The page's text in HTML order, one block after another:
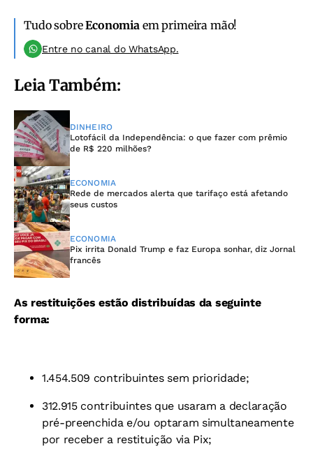
Tudo sobreEconomiaem primeira mão!
Entre no canal do WhatsApp.
Leia Também:
DINHEIRO
Lotofácil da Independência: o que fazer com prêmio
de R$ 220 milhões?
ECONOMIA
Rede de mercados alerta que tarifaço está afetando
seus custos
ECONOMIA
Pix irrita Donald Trump e faz Europa sonhar, diz Jornal
francês
As restituições estão distribuídas da seguinte
forma:
1.454.509 contribuintes sem prioridade;
312.915 contribuintes que usaram a declaração
pré-preenchida e/ou optaram simultaneamente
por receber a restituição via Pix;